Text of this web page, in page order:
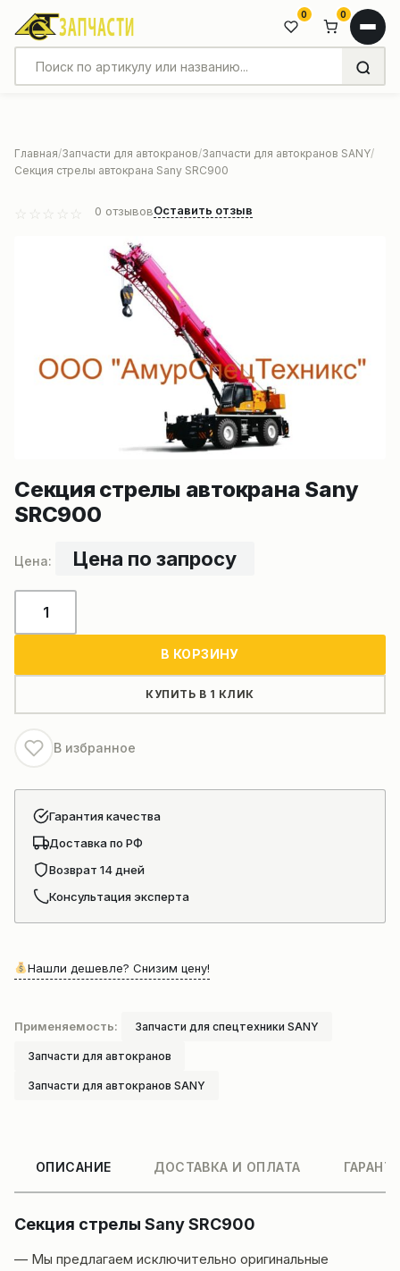
0 0
Главная Запчасти для автокранов Запчасти для автокранов SANY
Секция стрелы автокрана Sany SRC900
0 отзывовОставить отзыв
Секция стрелы автокрана Sany
SRC900
Цена по запросу
товара
Sany
SRC900
В КОРЗИНУ
КУПИТЬ В 1 КЛИК
В избранное
Гарантия качества
Доставка по РФ
Возврат 14 дней
Консультация эксперта
Нашли дешевле? Снизим цену!
Применяемость: Запчасти для спецтехники SANY
Запчасти для автокранов
Запчасти для автокранов SANY
ОПИСАНИЕ ДОСТАВКА И ОПЛАТА
Секция стрелы Sany SRC900
— Мы предлагаем исключительно оригинальные